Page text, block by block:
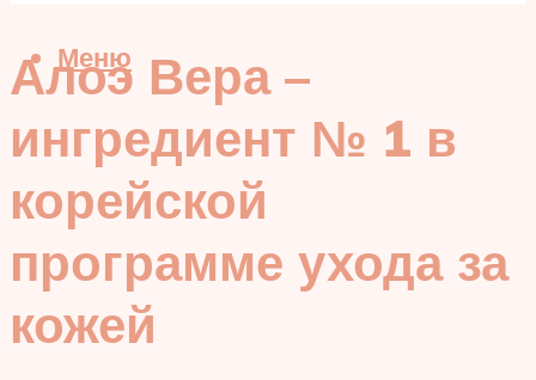
Меню
Алоэ Вера –
ингредиент № 1 в
корейской
программе ухода за
кожей